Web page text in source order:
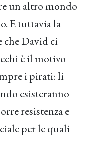
un altro mondo
E tuttavia la
che David ci
è il motivo
i pirati: li
esisteranno
resistenza e
per le quali